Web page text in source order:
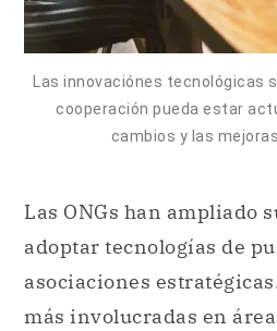
Las innovaciónes tecnológicas
cooperación pueda estar
cambios y las
Las ONGs han ampliado
adoptar tecnologías de
asociaciones
más involucradas en